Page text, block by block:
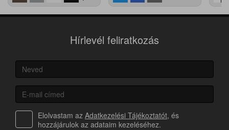
Hírlevél feliratkozás
Elolvastam az Adatkezelési Tájékoztatót, és
hozzájárulok az adataim kezeléséhez.